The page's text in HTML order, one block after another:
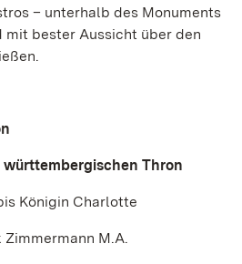
– unterhalb des Monuments
mit bester Aussicht über den
württembergischen Thron
Königin Charlotte
M.A.